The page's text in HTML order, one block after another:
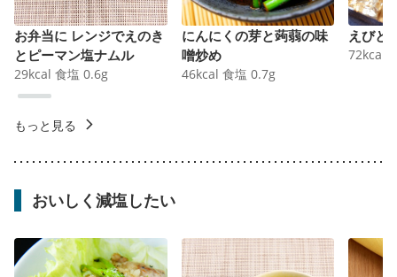
お弁当に レンジでえのき
とピーマン塩ナムル
29kcal 食塩 0.6g
にんにくの芽と蒟蒻の味
噌炒め
46kcal 食塩 0.7g
えびと
72kcal
もっと見る
おいしく減塩したい